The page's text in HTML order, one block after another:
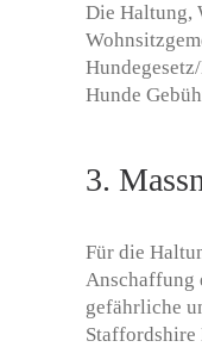
Die Haltung,
Hunde
3.
Für die
Anschaffung
gefährliche
Staffordshire